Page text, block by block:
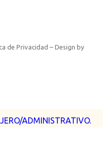
ADMINISTRATIVO.
de Privacidad – Design by